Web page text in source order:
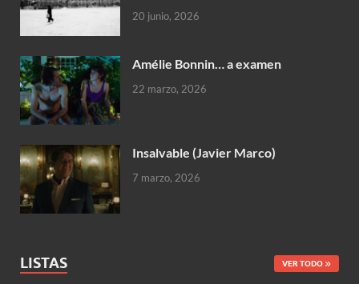
20 junio, 2026
Amélie Bonnin… a examen
22 marzo, 2026
Insalvable (Javier Marco)
7 marzo, 2026
LISTAS VER TODO